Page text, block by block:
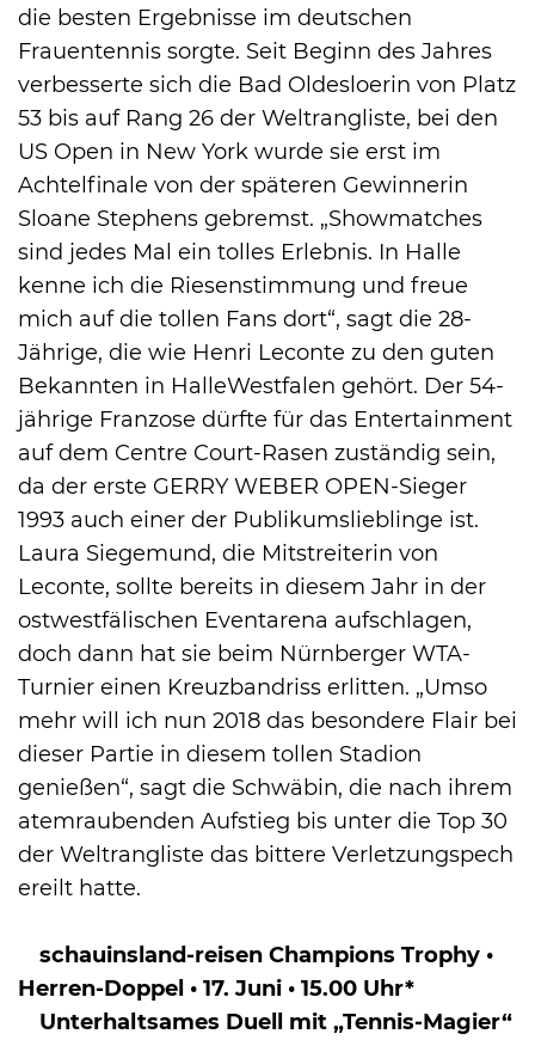
die besten Ergebnisse im deutschen
Frauentennis sorgte. Seit Beginn des Jahres
verbesserte sich die Bad Oldesloerin von Platz
53 bis auf Rang 26 der Weltrangliste, bei den
US Open in New York wurde sie erst im
Achtelfinale von der späteren Gewinnerin
Sloane Stephens gebremst. „Showmatches
sind jedes Mal ein tolles Erlebnis. In Halle
kenne ich die Riesenstimmung und freue
mich auf die tollen Fans dort“, sagt die 28-
Jährige, die wie Henri Leconte zu den guten
Bekannten in HalleWestfalen gehört. Der 54-
jährige Franzose dürfte für das Entertainment
auf dem Centre Court-Rasen zuständig sein,
da der erste GERRY WEBER OPEN-Sieger
1993 auch einer der Publikumslieblinge ist.
Laura Siegemund, die Mitstreiterin von
Leconte, sollte bereits in diesem Jahr in der
ostwestfälischen Eventarena aufschlagen,
doch dann hat sie beim Nürnberger WTA-
Turnier einen Kreuzbandriss erlitten. „Umso
mehr will ich nun 2018 das besondere Flair bei
dieser Partie in diesem tollen Stadion
genießen“, sagt die Schwäbin, die nach ihrem
atemraubenden Aufstieg bis unter die Top 30
der Weltrangliste das bittere Verletzungspech
ereilt hatte.
schauinsland-reisen Champions Trophy •
Herren-Doppel • 17. Juni • 15.00 Uhr*
Unterhaltsames Duell mit „Tennis-Magier“